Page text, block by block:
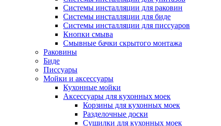
Системы инсталляции для раковин
Системы инсталляции для биде
Системы инсталляции для писсуаров
Кнопки смыва
Смывные бачки скрытого монтажа
Раковины
Биде
Писсуары
Мойки и аксессуары
Кухонные мойки
Аксессуары для кухонных моек
Корзины для кухонных моек
Разделочные доски
Сушилки для кухонных моек